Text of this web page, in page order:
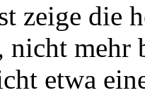
zeige die
mehr
etwa